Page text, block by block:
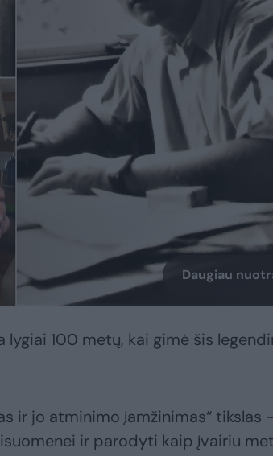
Daugiau
100 metų, kai gimė šis
ir jo atminimo įamžinimas“ tikslas
ir parodyti kaip įvairiu